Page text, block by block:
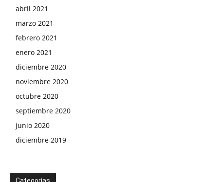
abril 2021
marzo 2021
febrero 2021
enero 2021
diciembre 2020
noviembre 2020
octubre 2020
septiembre 2020
junio 2020
diciembre 2019
Categorías